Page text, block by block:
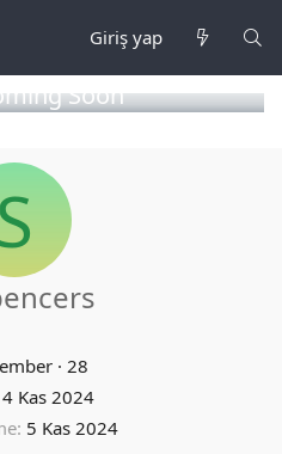
Giriş yap
Soon
· 28
4 Kas 2024
5 Kas 2024